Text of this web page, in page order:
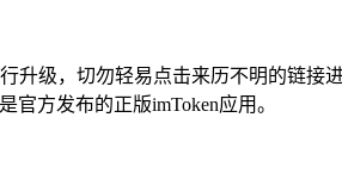
升级，切勿轻易点击来历不明的链
方发布的正版imToken应用。